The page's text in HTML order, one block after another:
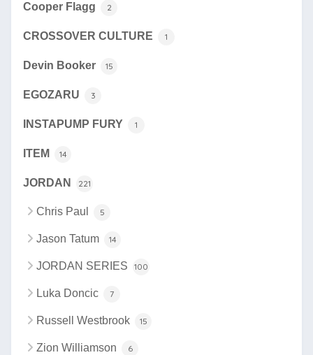
Cooper Flagg 2
CROSSOVER CULTURE 1
Devin Booker 15
EGOZARU 3
INSTAPUMP FURY 1
ITEM 14
JORDAN 221
Chris Paul 5
Jason Tatum 14
JORDAN SERIES 100
Luka Doncic 7
Russell Westbrook 15
Zion Williamson 6